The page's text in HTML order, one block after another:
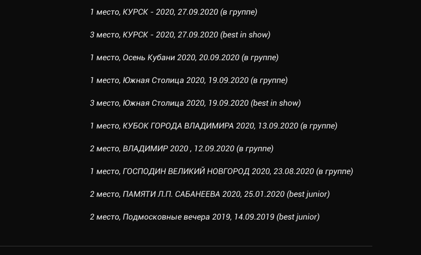
1 место, КУРСК - 2020, 27.09.2020 (в группе)
3 место, КУРСК - 2020, 27.09.2020 (best in show)
1 место, Осень Кубани 2020, 20.09.2020 (в группе)
1 место, Южная Столица 2020, 19.09.2020 (в группе)
3 место, Южная Столица 2020, 19.09.2020 (best in show)
1 место, КУБОК ГОРОДА ВЛАДИМИРА 2020, 13.09.2020 (в группе)
2 место, ВЛАДИМИР 2020 , 12.09.2020 (в группе)
1 место, ГОСПОДИН ВЕЛИКИЙ НОВГОРОД 2020, 23.08.2020 (в группе)
2 место, ПАМЯТИ Л.П. САБАНЕЕВА 2020, 25.01.2020 (best junior)
2 место, Подмосковные вечера 2019, 14.09.2019 (best junior)